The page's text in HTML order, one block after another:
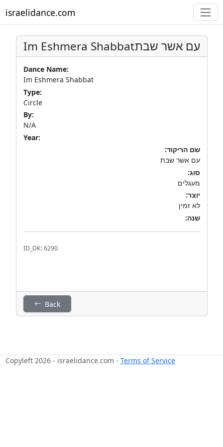
israelidance.com
Im Eshmera Shabbatעם אשר שבת
Dance Name:
Im Eshmera Shabbat
Type:
Circle
By:
N/A
Year:
שם הריקוד:
עם אשר שבת
סוג:
מעגלים
יוצר:
לא זמין
שנה:
ID_DK: 6290
Back
Copyleft 2026 - israelidance.com - Terms of Service